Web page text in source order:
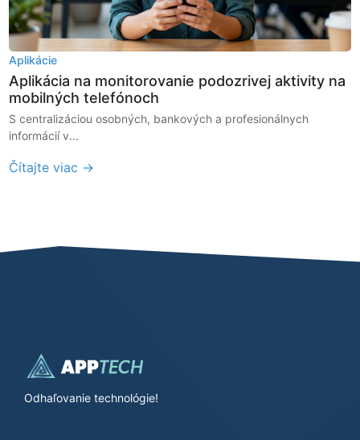
Aplikácie
Aplikácia na monitorovanie podozrivej aktivity na
mobilných telefónoch
S centralizáciou osobných, bankových a profesionálnych
informácií v...
Čítajte viac →
Odhaľovanie technológie!